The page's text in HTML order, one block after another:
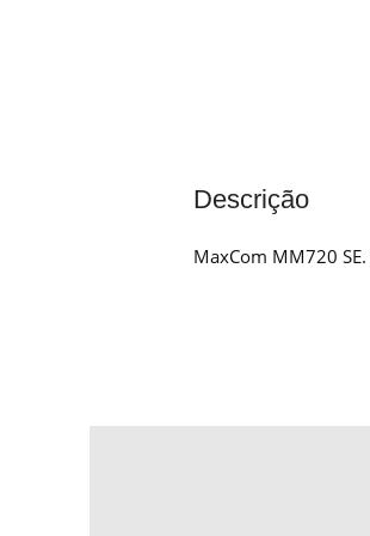
Descrição
MaxCom MM720